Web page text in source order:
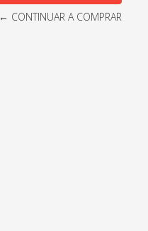
← CONTINUAR A COMPRAR